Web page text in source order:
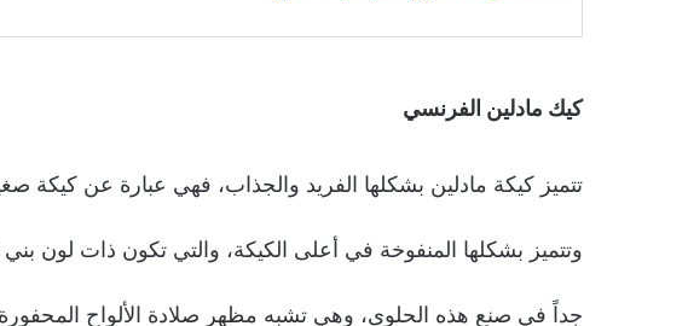
كيك مادلين الفرنسي
تتميز كيكة مادلين بشكلها الفريد والجذاب، فهي عبارة عن
وتتميز بشكلها المنفوخة في أعلى الكيكة، والتي تكون ذات لون
جداً في صنع هذه الحلوى، وهي تشبه مظهر صلادة الألواح